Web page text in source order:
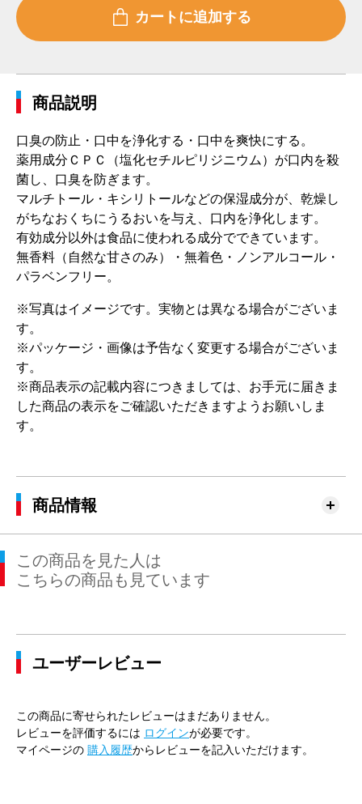
商品説明
口臭の防止・口中を浄化する・口中を爽快にする。
薬用成分ＣＰＣ（塩化セチルピリジニウム）が口内を殺
菌し、口臭を防ぎます。
マルチトール・キシリトールなどの保湿成分が、乾燥し
がちなおくちにうるおいを与え、口内を浄化します。
有効成分以外は食品に使われる成分でできています。
無香料（自然な甘さのみ）・無着色・ノンアルコール・
パラベンフリー。
※写真はイメージです。実物とは異なる場合がございま
す。
※パッケージ・画像は予告なく変更する場合がございま
す。
※商品表示の記載内容につきましては、お手元に届きま
した商品の表示をご確認いただきますようお願いしま
す。
商品情報
この商品を見た人は
こちらの商品も見ています
ユーザーレビュー
この商品に寄せられたレビューはまだありません。
レビューを評価するには ログインが必要です。
マイページの 購入履歴からレビューを記入いただけます。